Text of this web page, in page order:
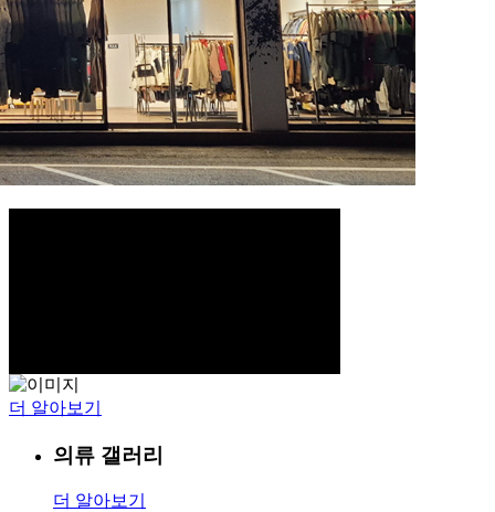
더 알아보기
의류 갤러리
더 알아보기